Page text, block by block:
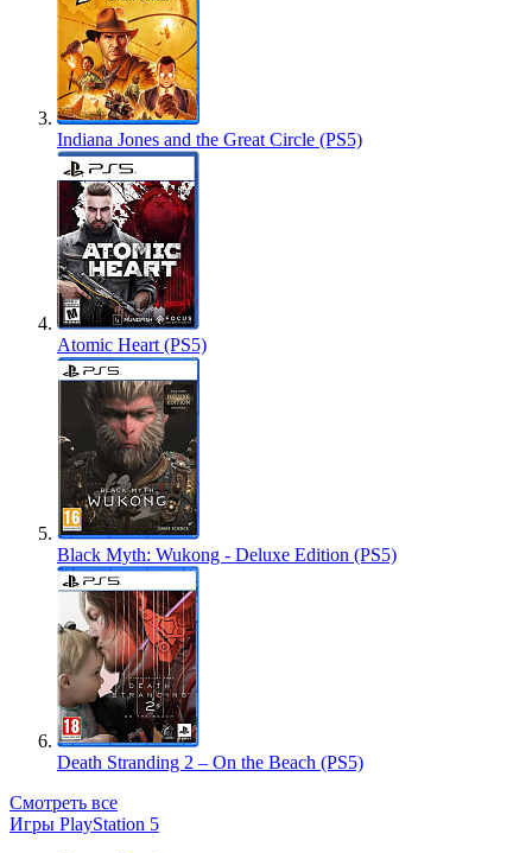
Indiana Jones and the Great Circle (PS5)
Atomic Heart (PS5)
Black Myth: Wukong - Deluxe Edition (PS5)
Death Stranding 2 – On the Beach (PS5)
Смотреть все
Игры PlayStation 5